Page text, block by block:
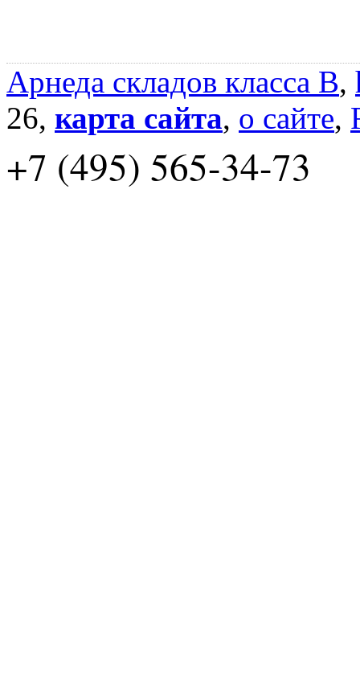
Арнеда складов класса B,
26, карта сайта, о сайте,
+7 (495) 565-34-73